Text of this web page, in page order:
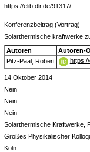
https://elib.dlr.de/91317/
Konferenzbeitrag (Vortrag)
Solarthermische kraftwerke
Autoren
Autoren-
Pitz-Paal, Robert
14 Oktober 2014
Nein
Nein
Nein
Solarthermische Kraftwerke,
Großes Physikalischer
Köln